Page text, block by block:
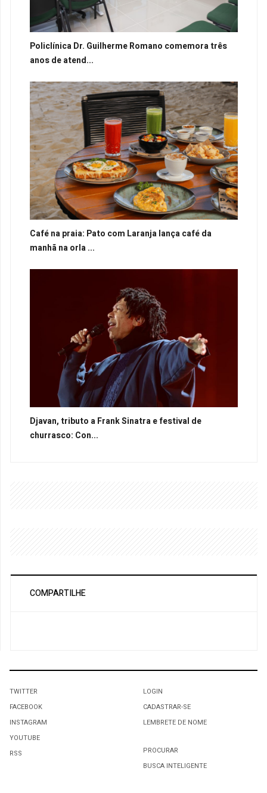
Policlínica Dr. Guilherme Romano comemora três
anos de atend...
Café na praia: Pato com Laranja lança café da
manhã na orla ...
Djavan, tributo a Frank Sinatra e festival de
churrasco: Con...
COMPARTILHE
TWITTER
FACEBOOK
INSTAGRAM
YOUTUBE
RSS
LOGIN
CADASTRAR-SE
LEMBRETE DE NOME
PROCURAR
BUSCA INTELIGENTE